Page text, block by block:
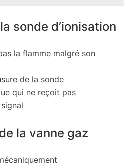
sonde d’ionisation
la flamme malgré son
de la sonde
qui ne reçoit pas
la vanne gaz